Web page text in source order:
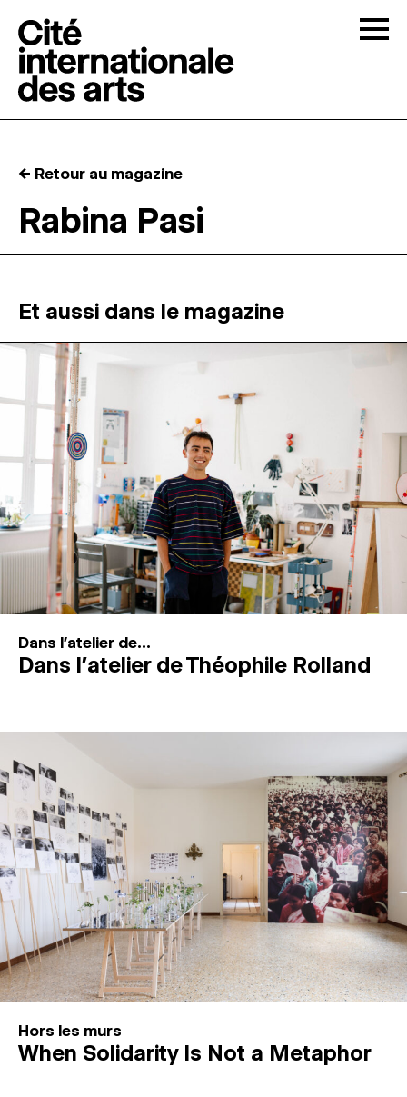
RÉSIDENCES ↓
ATELIERS OUVERTS
PROGRAMMATION
MAGAZINE
ESPACES DE PRATIQUE ARTISTIQUE ↓
Recherche
Connexion
← Retour au magazine
Rabina Pasi
Et aussi dans le magazine
Dans l'atelier de...
Dans l’atelier de Théophile Rolland
Hors les murs
When Solidarity Is Not a Metaphor